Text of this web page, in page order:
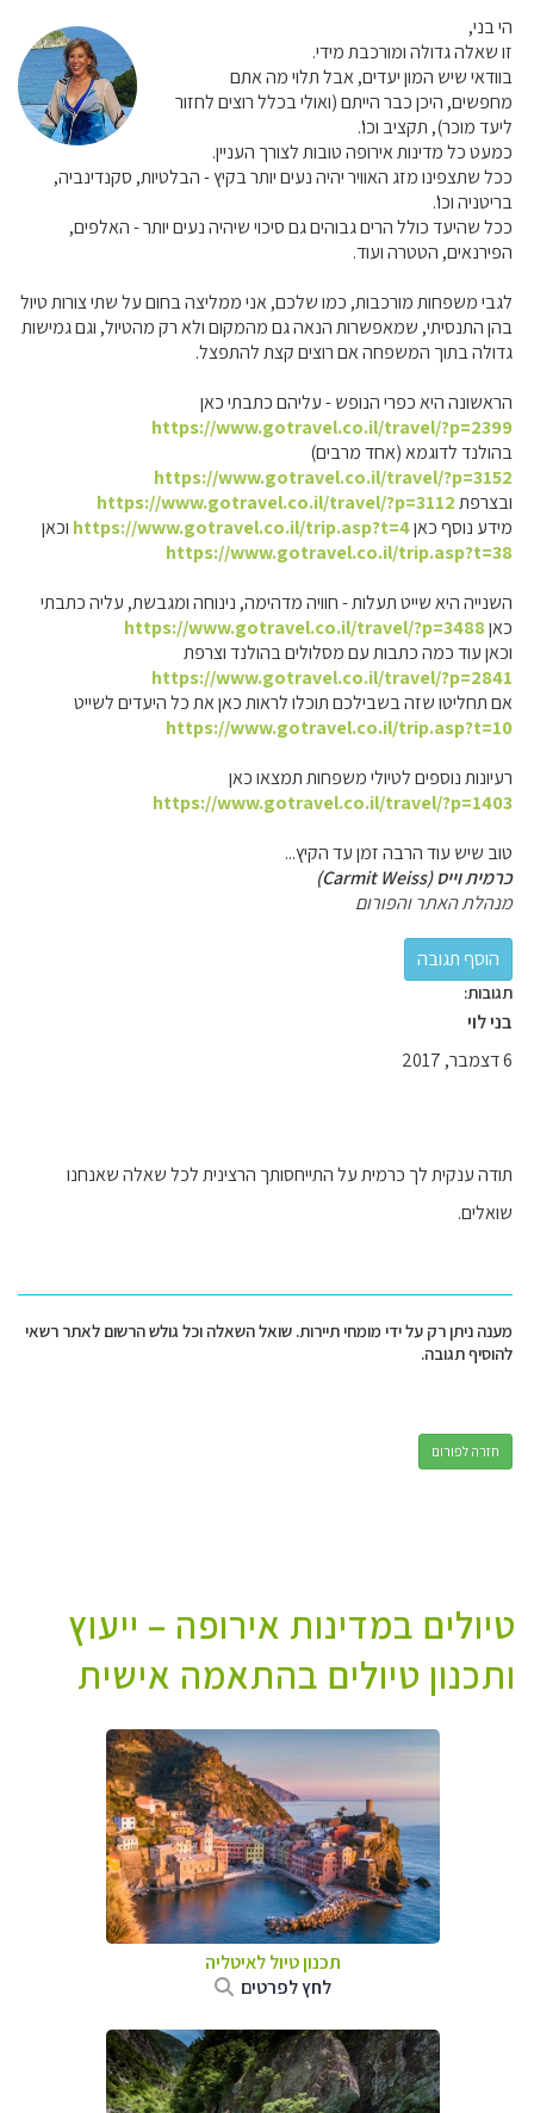
הי בני,
זו שאלה גדולה ומורכבת מידי.
בוודאי שיש המון יעדים, אבל תלוי מה אתם
מחפשים, היכן כבר הייתם (ואולי בכלל רוצים לחזור
ליעד מוכר), תקציב וכו'.
כמעט כל מדינות אירופה טובות לצורך העניין.
ככל שתצפינו מזג האוויר יהיה נעים יותר בקיץ - הבלטיות, סקנדינביה,
בריטניה וכו'.
ככל שהיעד כולל הרים גבוהים גם סיכוי שיהיה נעים יותר - האלפים,
הפירנאים, הטטרה ועוד.
לגבי משפחות מורכבות, כמו שלכם, אני ממליצה בחום על שתי צורות טיול
בהן התנסיתי, שמאפשרות הנאה גם מהמקום ולא רק מהטיול, וגם גמישות
גדולה בתוך המשפחה אם רוצים קצת להתפצל.
הראשונה היא כפרי הנופש - עליהם כתבתי כאן
https://www.gotravel.co.il/travel/?p=2399
בהולנד לדוגמא (אחד מרבים)
https://www.gotravel.co.il/travel/?p=3152
ובצרפתhttps://www.gotravel.co.il/travel/?p=3112
מידע נוסף כאןhttps://www.gotravel.co.il/trip.asp?t=4 וכאן
https://www.gotravel.co.il/trip.asp?t=38
השנייה היא שייט תעלות - חוויה מדהימה, נינוחה ומגבשת, עליה כתבתי
כאןhttps://www.gotravel.co.il/travel/?p=3488
וכאן עוד כמה כתבות עם מסלולים בהולנד וצרפת
https://www.gotravel.co.il/travel/?p=2841
אם תחליטו שזה בשבילכם תוכלו לראות כאן את כל היעדים לשייט
https://www.gotravel.co.il/trip.asp?t=10
רעיונות נוספים לטיולי משפחות תמצאו כאן
https://www.gotravel.co.il/travel/?p=1403
טוב שיש עוד הרבה זמן עד הקיץ...
כרמית וייס (Carmit Weiss)
מנהלת האתר והפורום
תגובות:
בני לוי
6 דצמבר, 2017
תודה ענקית לך כרמית על התייחסותך הרצינית לכל שאלה שאנחנו
שואלים.
מענה ניתן רק על ידי מומחי תיירות. שואל השאלה וכל גולש הרשום לאתר רשאי
להוסיף תגובה.
חזרה לפורום
טיולים במדינות אירופה – ייעוץ
ותכנון טיולים בהתאמה אישית
תכנון טיול לאיטליה
לחץ לפרטים